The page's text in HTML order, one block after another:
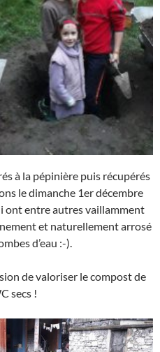
à la pépinière puis récupérés
le dimanche 1er décembre
ont entre autres vaillamment
et naturellement arrosé
d’eau :-).
de valoriser le compost de
secs !